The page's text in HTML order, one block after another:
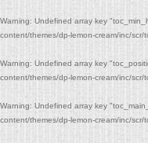
Warning: Undefined array key
content/themes/dp-lemon-cream/inc/scr/
Warning: Undefined array key
content/themes/dp-lemon-cream/inc/scr/
Warning: Undefined array key
content/themes/dp-lemon-cream/inc/scr/